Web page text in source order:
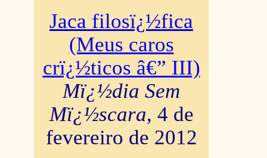
Jaca filosï¿½fica
(Meus caros
crï¿½ticos â€” III)
Mï¿½dia Sem
Mï¿½scara, 4 de
fevereiro de 2012